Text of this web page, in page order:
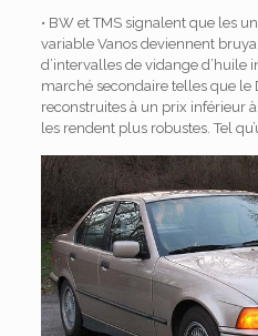
• BW et TMS signalent que les
variable Vanos deviennent
d’intervalles de vidange d’huile
marché secondaire telles que le
reconstruites à un prix inférieur
les rendent plus robustes. Tel